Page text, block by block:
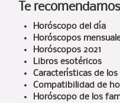
Te recomendamos
Horóscopo del día
Horóscopos
Horóscopos 2021
Libros esotéricos
Características de
Compatibilidad de
Horóscopo de los